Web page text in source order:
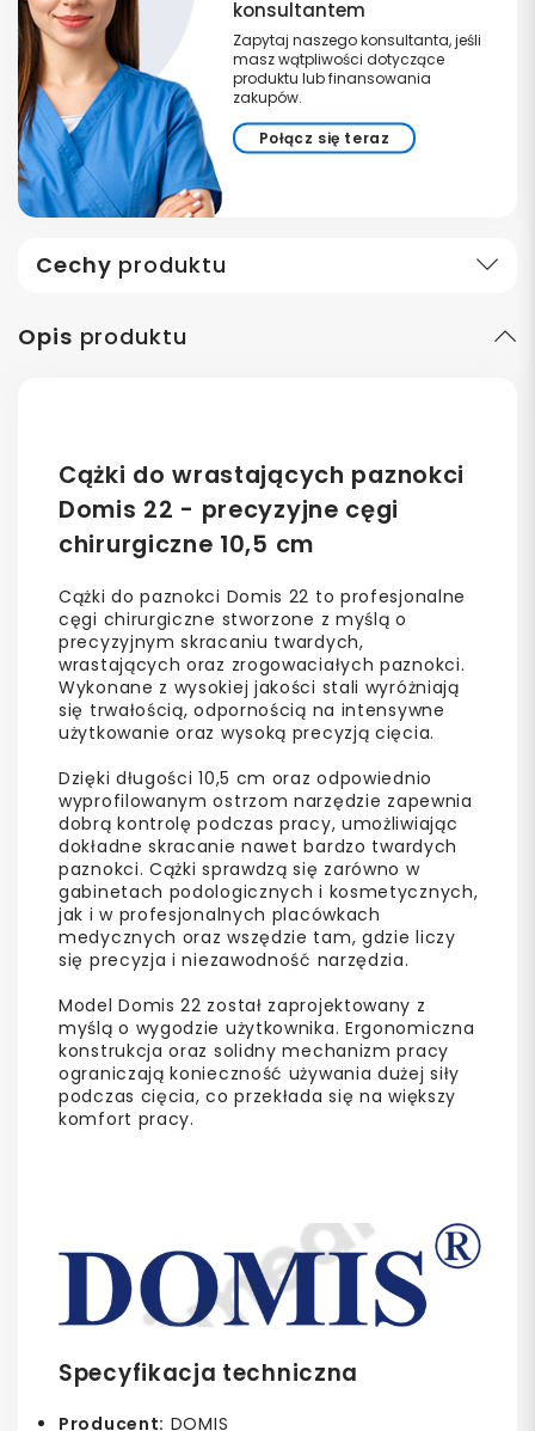
konsultantem
Zapytaj naszego konsultanta, jeśli
masz wątpliwości dotyczące
produktu lub finansowania
zakupów.
Połącz się teraz
Cechy produktu
Opis produktu
Cążki do wrastających paznokci
Domis 22 - precyzyjne cęgi
chirurgiczne 10,5 cm
Cążki do paznokci Domis 22 to profesjonalne
cęgi chirurgiczne stworzone z myślą o
precyzyjnym skracaniu twardych,
wrastających oraz zrogowaciałych paznokci.
Wykonane z wysokiej jakości stali wyróżniają
się trwałością, odpornością na intensywne
użytkowanie oraz wysoką precyzją cięcia.
Dzięki długości 10,5 cm oraz odpowiednio
wyprofilowanym ostrzom narzędzie zapewnia
dobrą kontrolę podczas pracy, umożliwiając
dokładne skracanie nawet bardzo twardych
paznokci. Cążki sprawdzą się zarówno w
gabinetach podologicznych i kosmetycznych,
jak i w profesjonalnych placówkach
medycznych oraz wszędzie tam, gdzie liczy
się precyzja i niezawodność narzędzia.
Model Domis 22 został zaprojektowany z
myślą o wygodzie użytkownika. Ergonomiczna
konstrukcja oraz solidny mechanizm pracy
ograniczają konieczność używania dużej siły
podczas cięcia, co przekłada się na większy
komfort pracy.
Specyfikacja techniczna
Producent: DOMIS